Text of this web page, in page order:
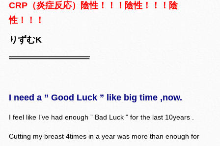
CRP（炎症反応）陰性！！！陰性！！！陰
性！！！
りずむK
I need a ” Good Luck ” like big time ,now.
I feel like I’ve had enough ” Bad Luck ” for the last 10years .
Cutting my breast 4times in a year was more than enough for